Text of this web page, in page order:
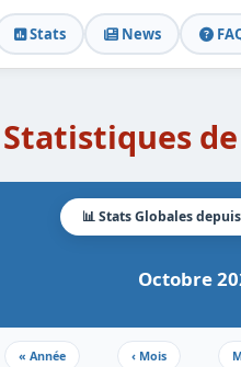
Stats News
Statistiques
📊 Stats Globales
Octobre
« Année ‹ Mois